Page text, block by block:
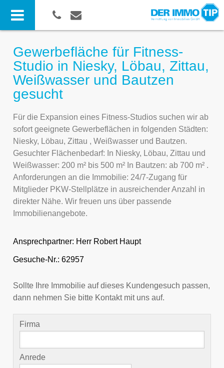
Gewerbefläche für Fitness-
Studio in Niesky, Löbau, Zittau,
Weißwasser und Bautzen
gesucht
Für die Expansion eines Fitness-Studios suchen wir ab
sofort geeignete Gewerbeflächen in folgenden Städten:
Niesky, Löbau, Zittau , Weißwasser und Bautzen.
Gesuchter Flächenbedarf: In Niesky, Löbau, Zittau und
Weißwasser: 200 m² bis 500 m² In Bautzen: ab 700 m² .
Anforderungen an die Immobilie: 24/7-Zugang für
Mitglieder PKW-Stellplätze in ausreichender Anzahl in
direkter Nähe. Wir freuen uns über passende
Immobilienangebote.
Ansprechpartner: Herr Robert Haupt
Gesuche-Nr.: 62957
Sollte Ihre Immobilie auf dieses Kundengesuch passen,
dann nehmen Sie bitte Kontakt mit uns auf.
Firma
Anrede